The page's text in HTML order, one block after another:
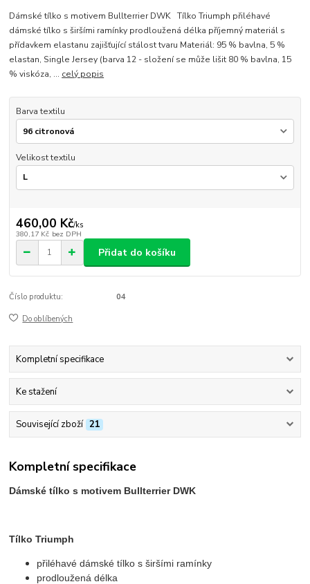
Dámské tílko s motivem Bullterrier DWK Tílko Triumph přiléhavé
dámské tílko s širšími ramínky prodloužená délka příjemný materiál s
přídavkem elastanu zajišťující stálost tvaru Materiál: 95 % bavlna, 5 %
elastan, Single Jersey (barva 12 - složení se může lišit 80 % bavlna, 15
% viskóza, ... celý popis
Barva textilu
Velikost textilu
460,00 Kč/ks
380,17 Kč bez DPH
Přidat do košíku
Číslo produktu: 04
Do oblíbených
Kompletní specifikace
Ke stažení
Související zboží 21
Kompletní specifikace
Dámské tílko s motivem Bullterrier DWK
Tílko Triumph
přiléhavé dámské tílko s širšími ramínky
prodloužená délka